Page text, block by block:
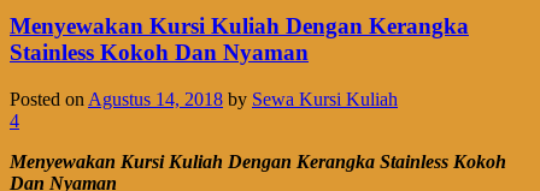
Menyewakan Kursi Kuliah Dengan Kerangka
Stainless Kokoh Dan Nyaman
Posted on Agustus 14, 2018 by Sewa Kursi Kuliah
4
Menyewakan Kursi Kuliah Dengan Kerangka Stainless Kokoh
Dan Nyaman